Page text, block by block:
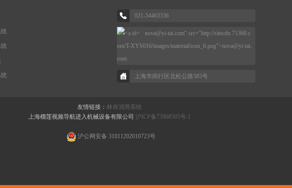
021-54463336
nova@yi-tai.com" src="http://sitecdn.71360.c
om/T-XYS016/images/material/icon_6.png">nova@yi-tai.
com
上海市闵行区北松公路585号
友情链接： 林肯润滑系统
上海榴莲视频导航进入机械设备有限公司 沪ICP备73968505号-1
沪公网安备 31011202010723号